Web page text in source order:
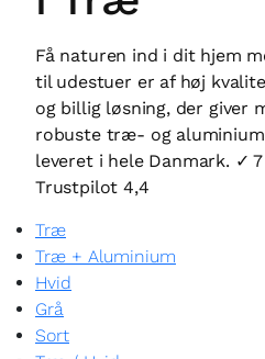
Få naturen ind i dit hjem
til udestuer er af høj
og billig løsning, der giver
robuste træ- og
leveret i hele Danmark. ✓
Trustpilot 4,4
Træ
Træ + Aluminium
Hvid
Grå
Sort